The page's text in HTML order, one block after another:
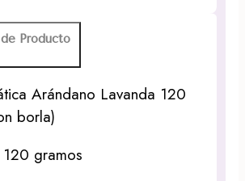
Producto
Arándano Lavanda 120
borla)
gramos